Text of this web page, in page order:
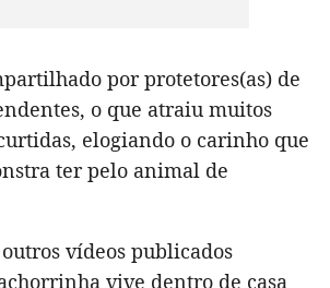
por protetores(as) de
o que atraiu muitos
elogiando o carinho que
ter pelo animal de
vídeos publicados
vive dentro de casa